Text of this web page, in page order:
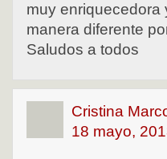
muy enriquecedora
manera diferente
Saludos a todos
Cristina
18 mayo,